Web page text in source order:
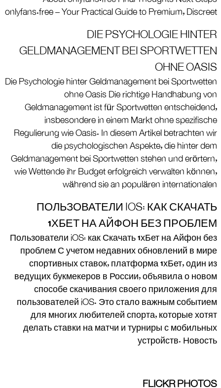
onlyfans.free – Your Practical Guide to Premium, Discreet
DIE PSYCHOLOGIE HINTER
GELDMANAGEMENT BEI SPORTWETTEN
OHNE OASIS
Die Psychologie hinter Geldmanagement bei Sportwetten
ohne Oasis Die richtige Handhabung von
Geldmanagement ist für Sportwetten entscheidend,
insbesondere in einem Markt ohne spezifische
Regulierung wie Oasis. In diesem Artikel betrachten wir
die psychologischen Aspekte, die hinter dem
Geldmanagement bei Sportwetten stehen und erörtern,
wie Wettende ihr Budget erfolgreich verwalten können,
während sie an populären internationalen
ПОЛЬЗОВАТЕЛИ IOS: КАК СКАЧАТЬ
1ХБЕТ НА АЙФОН БЕЗ ПРОБЛЕМ
Пользователи iOS: как Скачать 1хБет на Айфон без
проблем С учетом недавних обновлений в мире
спортивных ставок, платформа 1хБет, один из
ведущих букмекеров в России, объявила о новом
способе скачивания своего приложения для
пользователей iOS. Это стало важным событием
для многих любителей спорта, которые хотят
делать ставки на матчи и турниры с мобильных
устройств. Новость
FLICKR PHOTOS